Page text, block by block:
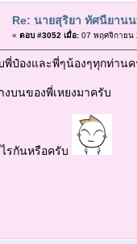
Re: นายสุริยา ทัศนียาน
« ตอบ #3052 เมื่อ:07 พฤศจิกายน
พี่ป๋องและพี่ๆน้องๆทุกท่านค
งบนของพี่เหยงมาครับ
รกันหรือครับ